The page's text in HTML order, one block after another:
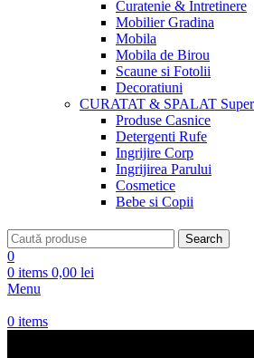
Curatenie & Intretinere
Mobilier Gradina
Mobila
Mobila de Birou
Scaune si Fotolii
Decoratiuni
CURATAT & SPALAT
Produse Casnice
Detergenti Rufe
Ingrijire Corp
Ingrijirea Parului
Cosmetice
Bebe si Copii
Search
0
0 items 0,00 lei
Menu
0 items